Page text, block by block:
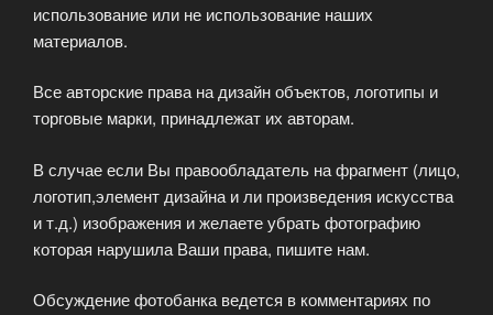
использование или не использование наших
материалов.
Все авторские права на дизайн объектов, логотипы и
торговые марки, принадлежат их авторам.
В случае если Вы правообладатель на фрагмент (лицо,
логотип,элемент дизайна и ли произведения искусства
и т.д.) изображения и желаете убрать фотографию
которая нарушила Ваши права, пишите нам.
Обсуждение фотобанка ведется в комментариях по